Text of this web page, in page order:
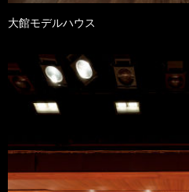
大館モデルハウス